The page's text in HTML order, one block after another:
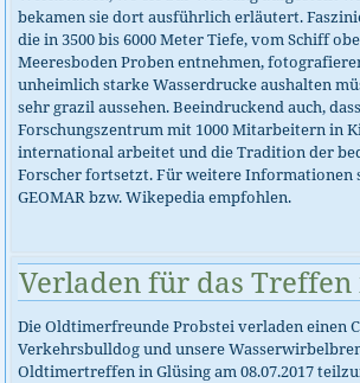
bekamen sie dort ausführlich erläutert.
die in 3500 bis 6000 Meter Tiefe, vom Schiff
Meeresboden Proben entnehmen,
unheimlich starke Wasserdrucke aushalten
sehr grazil aussehen. Beeindruckend auch,
Forschungszentrum mit 1000 Mitarbeitern in
international arbeitet und die Tradition der
Forscher fortsetzt. Für weitere Informationen
GEOMAR bzw. Wikepedia empfohlen.
Verladen für das
Die Oldtimerfreunde Probstei verladen einen
Verkehrsbulldog und unsere
Oldtimertreffen in Glüsing am 08.07.2017